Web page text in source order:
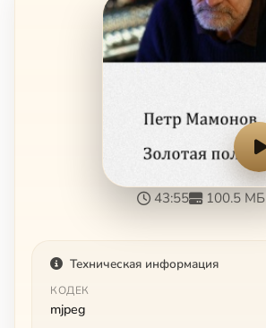
43:55 100.5 МБ
Техническая информация
КОДЕК
mjpeg